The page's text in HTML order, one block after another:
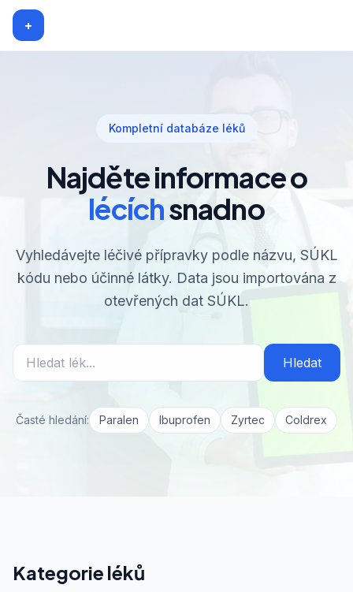
+
Kompletní databáze léků
Najděte informace o
lécíchsnadno
Vyhledávejte léčivé přípravky podle názvu, SÚKL
kódu nebo účinné látky. Data jsou importována z
otevřených dat SÚKL.
Hledat
Časté hledání: Paralen Ibuprofen Zyrtec Coldrex
Kategorie léků